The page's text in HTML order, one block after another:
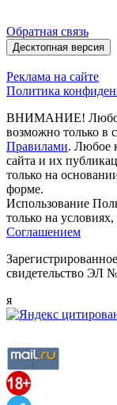
Обратная связь
Десктопная версия
Реклама на сайте
Политика
ВНИМАНИЕ! Любое
возможно только в
Правилами. Любое
сайта и их
только на
форме.
Использование
только на
Соглашением
свидетельство ЭЛ
я